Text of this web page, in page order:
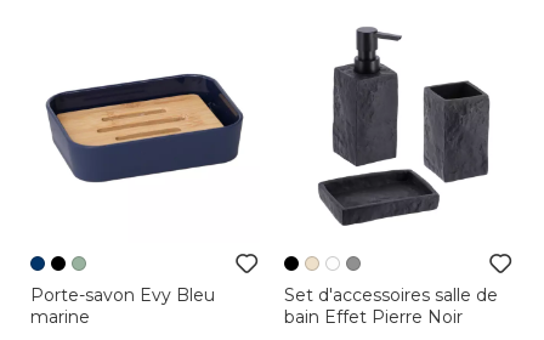
Porte-savon Evy Bleu
marine
Set d'accessoires salle de
bain Effet Pierre Noir